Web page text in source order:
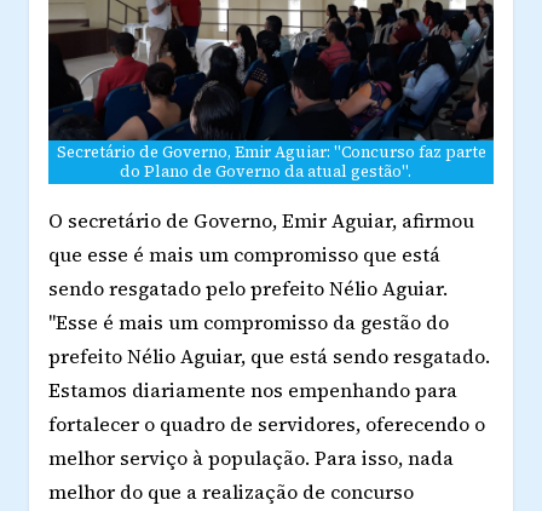
Secretário de Governo, Emir Aguiar: "Concurso faz parte
do Plano de Governo da atual gestão".
O secretário de Governo, Emir Aguiar, afirmou
que esse é mais um compromisso que está
sendo resgatado pelo prefeito Nélio Aguiar.
"Esse é mais um compromisso da gestão do
prefeito Nélio Aguiar, que está sendo resgatado.
Estamos diariamente nos empenhando para
fortalecer o quadro de servidores, oferecendo o
melhor serviço à população. Para isso, nada
melhor do que a realização de concurso